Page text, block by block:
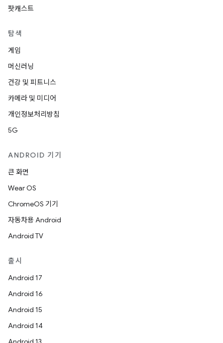
팟캐스트
탐색
게임
머신러닝
건강 및 피트니스
카메라 및 미디어
개인정보처리방침
5G
ANDROID 기기
큰 화면
Wear OS
ChromeOS 기기
자동차용 Android
Android TV
출시
Android 17
Android 16
Android 15
Android 14